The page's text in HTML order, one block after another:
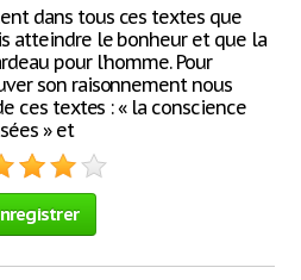
dans tous ces textes que
atteindre le bonheur et que la
pour l’homme. Pour
son raisonnement nous
ces textes : « la conscience
» et